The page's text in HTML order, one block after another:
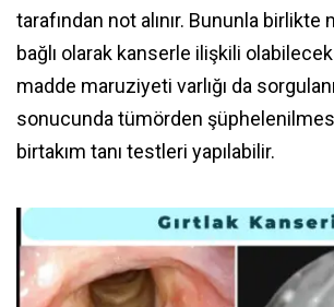
tarafından not alınır. Bununla
bağlı olarak kanserle ilişkili
madde maruziyeti varlığı da
sonucunda tümörden
birtakım tanı testleri yapılabilir.